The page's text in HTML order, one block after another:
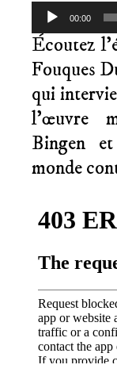
Lecteur
audio
00:00
Écoutez
Fouques
qui
l’œuvre
Bingen
monde